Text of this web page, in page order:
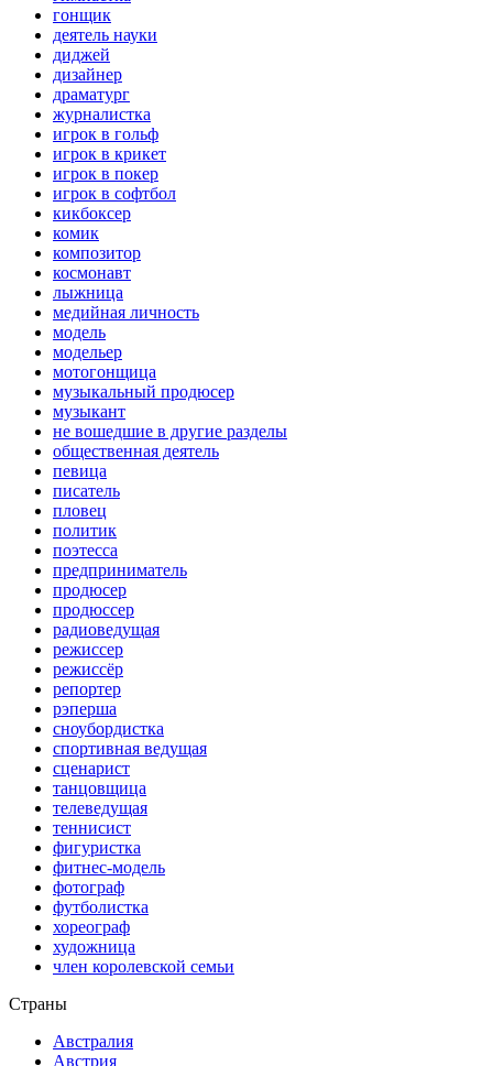
гонщик
деятель науки
диджей
дизайнер
драматург
журналистка
игрок в гольф
игрок в крикет
игрок в покер
игрок в софтбол
кикбоксер
комик
композитор
космонавт
лыжница
медийная личность
модель
модельер
мотогонщица
музыкальный продюсер
музыкант
не вошедшие в другие разделы
общественная деятель
певица
писатель
пловец
политик
поэтесса
предприниматель
продюсер
продюссер
радиоведущая
режиссер
режиссёр
репортер
рэперша
сноубордистка
спортивная ведущая
сценарист
танцовщица
телеведущая
теннисист
фигуристка
фитнес-модель
фотограф
футболистка
хореограф
художница
член королевской семьи
Страны
Австралия
Австрия